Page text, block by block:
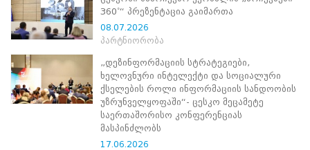
ნორმატიული
ბაზა
სტრატეგიული
სამოქმედო
გეგმა
არჩევნების
სანდოობის
360˚“ პრეზენტაცია გაიმართა
08.07.2026
პარტნიორობა
„დეზინფორმაციის სტრატეგიები,
ხელოვნური ინტელექტი და სოციალური
ქსელების როლი ინფორმაციის სანდოობის
უზრუნველყოფაში“- ცესკო მეცამეტე
საერთაშორისო კონფერენციას
მასპინძლობს
17.06.2026